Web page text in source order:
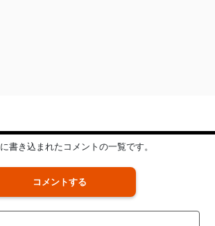
書き込まれたコメントの一覧です。
コメントする